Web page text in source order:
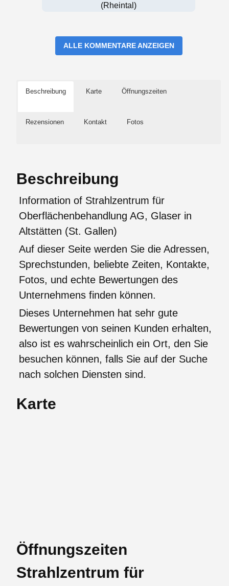
(Rheintal)
ALLE KOMMENTARE ANZEIGEN
Beschreibung Karte Öffnungszeiten
Rezensionen Kontakt Fotos
Beschreibung
Information of Strahlzentrum für
Oberflächenbehandlung AG, Glaser in
Altstätten (St. Gallen)
Auf dieser Seite werden Sie die Adressen,
Sprechstunden, beliebte Zeiten, Kontakte,
Fotos, und echte Bewertungen des
Unternehmens finden können.
Dieses Unternehmen hat sehr gute
Bewertungen von seinen Kunden erhalten,
also ist es wahrscheinlich ein Ort, den Sie
besuchen können, falls Sie auf der Suche
nach solchen Diensten sind.
Karte
Öffnungszeiten
Strahlzentrum für